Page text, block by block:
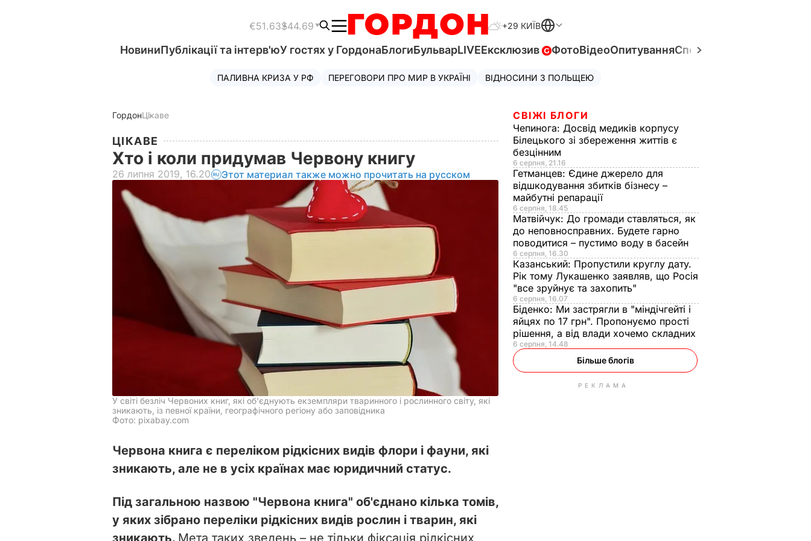
€51.63$44.69 +29 КИЇВ
НовиниПублікації та інтерв'юУ гостях у ГордонаБлогиБульварLIVEЕксклюзив ФотоВідеоОпитуванняСпецпроєкти
ПАЛИВНА КРИЗА У РФ ПЕРЕГОВОРИ ПРО МИР В УКРАЇНІ ВІДНОСИНИ З ПОЛЬЩЕЮ
ГордонЦікаве
ЦІКАВЕ
Хто і коли придумав Червону книгу
26 липня 2019, 16.20 Этот материал также можно прочитать на русском
У світі безліч Червоних книг, які об'єднують екземпляри тваринного і рослинного світу, які
зникають, із певної країни, географічного регіону або заповідника
Фото: pixabay.com
Червона книга є переліком рідкісних видів флори і фауни, які
зникають, але не в усіх країнах має юридичний статус.
Під загальною назвою "Червона книга" об'єднано кілька томів,
у яких зібрано переліки рідкісних видів рослин і тварин, які
зникають. Мета таких зведень – не тільки фіксація рідкісних
СВІЖІ БЛОГИ
Чепинога: Досвід медиків корпусу
Білецького зі збереження життів є
безцінним
6 серпня, 21.16
Гетманцев: Єдине джерело для
відшкодування збитків бізнесу –
майбутні репарації
6 серпня, 18.45
Матвійчук: До громади ставляться, як
до неповносправних. Будете гарно
поводитися – пустимо воду в басейн
6 серпня, 16.30
Казанський: Пропустили круглу дату.
Рік тому Лукашенко заявляв, що Росія
"все зруйнує та захопить"
6 серпня, 16.07
Біденко: Ми застрягли в "міндічгейті і
яйцях по 17 грн". Пропонуємо прості
рішення, а від влади хочемо складних
6 серпня, 14.48
Більше блогів
РЕКЛАМА